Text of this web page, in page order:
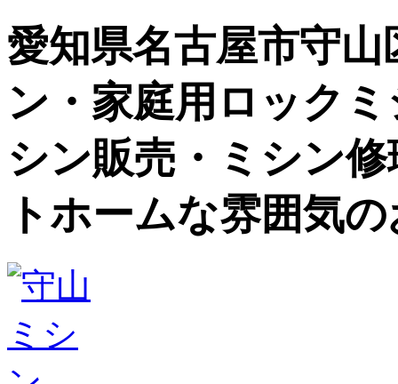
愛知県名古屋市守
ン・家庭用ロック
シン販売・ミシン
トホームな雰囲気